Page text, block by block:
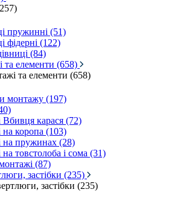
пружинні (51)
фідерні (122)
(84)
та елементи (658)
та елементи (658)
монтажу (197)
карася (72)
коропа (103)
на пружинах (28)
товстолоба і сома (31)
(87)
застібки (235)
застібки (235)